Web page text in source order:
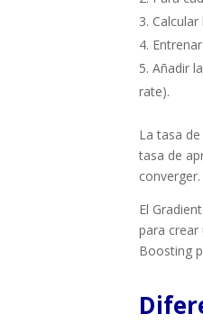
Calcular
Añadir
rate).
La tasa
tasa de
converger.
El
para
Boosting